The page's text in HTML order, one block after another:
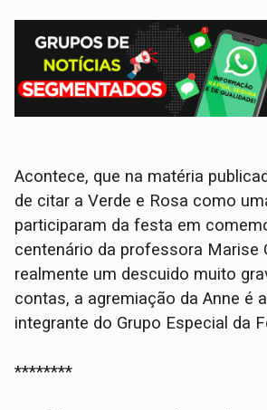
Acontece, que na matéria
de citar a Verde e Rosa como
participaram da festa em
centenário da professora Marise
realmente um descuido muito
contas, a agremiação da Anne é
integrante do Grupo Especial da
********